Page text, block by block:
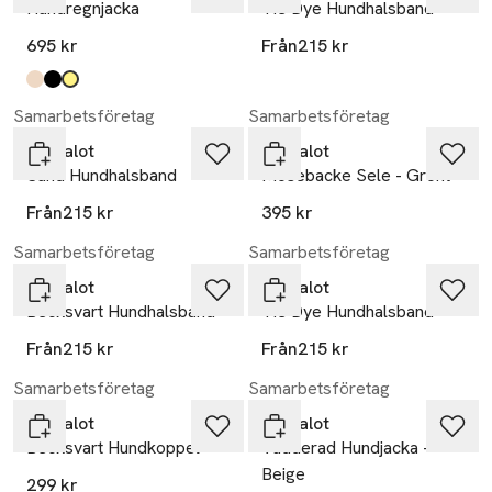
Hundregnjacka
695 kr
Produkten finns i färgerna:
sand,
black,
hi-vis yellow
Tie Dye Hundhalsband
Från215 kr
Samarbetsföretag
Barkalot
Sand Hundhalsband
Från215 kr
Samarbetsföretag
Barkalot
Mosebacke Sele - Grönt
395 kr
Samarbetsföretag
Barkalot
Becksvart Hundhalsband
Från215 kr
Samarbetsföretag
Barkalot
Tie Dye Hundhalsband
Från215 kr
Samarbetsföretag
Barkalot
Becksvart Hundkoppel
299 kr
Samarbetsföretag
Barkalot
Vadderad Hundjacka -
Beige